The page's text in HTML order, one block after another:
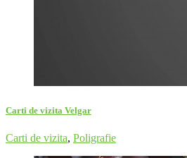
Carti de vizita Velgar
Carti de vizita, Poligrafie